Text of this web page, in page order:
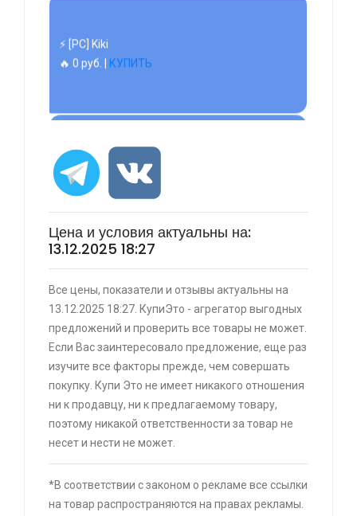
⚡ 55" Телевизор Digma DM-LED55UQB31 QLED,
4K Ultra HD, черный, СМАРТ ТВ, Google TV
⚡ [PC] Cursedland
🔥 0 руб. |КУПИТЬ
⚡ Двуспальная кровать buyson 200х160 со
скидкой + возврат 25% трат , если оплачивать
картой Сбербанка
🔥 16190 руб. |КУПИТЬ
⚡ Скидка до 25% при оплате платежной
системой Пэй (макс. скидка 4320₽,
индивидуально, возможно сработает не у
всех)
Цена и условия актуальны на:
13.12.2025 18:27
Все цены, показатели и отзывы актуальны на
13.12.2025 18:27. КупиЭто - агрегатор выгодных
предложений и проверить все товары не может.
Если Вас заинтересовало предложение, еще раз
изучите все факторы прежде, чем совершать
покупку. Купи Это не имеет никакого отношения
ни к продавцу, ни к предлагаемому товару,
поэтому никакой ответственности за товар не
несет и нести не может.
*В соответствии с законом о рекламе все ссылки
на товар распространяются на правах рекламы.